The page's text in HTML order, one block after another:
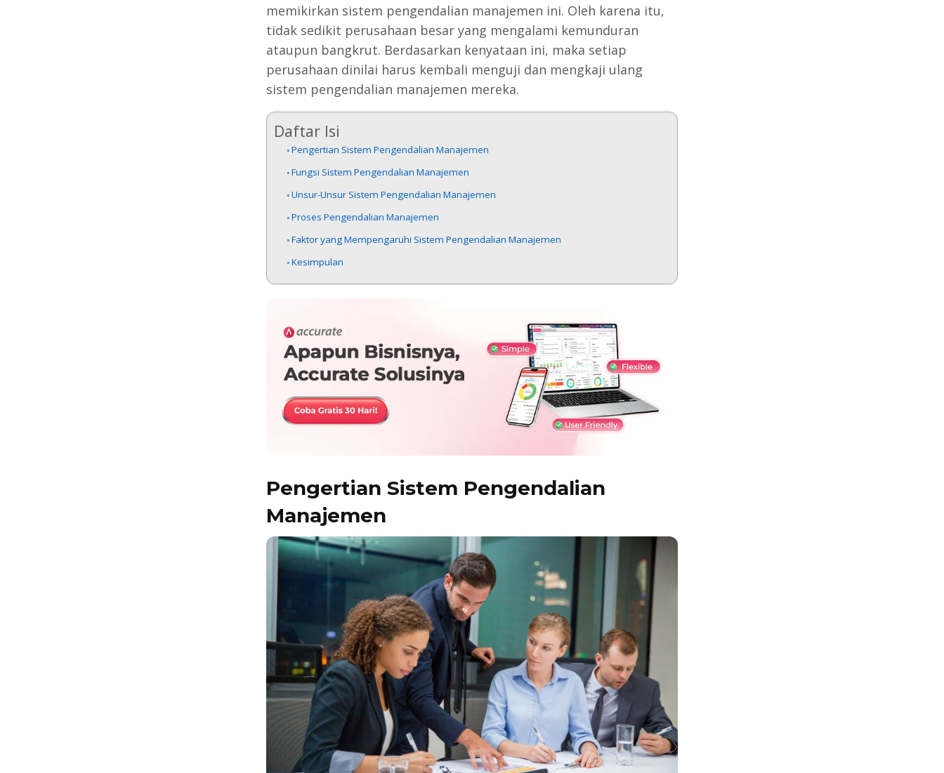
memikirkan sistem pengendalian manajemen ini. Oleh karena itu,
tidak sedikit perusahaan besar yang mengalami kemunduran
ataupun bangkrut. Berdasarkan kenyataan ini, maka setiap
perusahaan dinilai harus kembali menguji dan mengkaji ulang
sistem pengendalian manajemen mereka.
Daftar Isi
Pengertian Sistem Pengendalian Manajemen
Fungsi Sistem Pengendalian Manajemen
Unsur-Unsur Sistem Pengendalian Manajemen
Proses Pengendalian Manajemen
Faktor yang Mempengaruhi Sistem Pengendalian Manajemen
Kesimpulan
Pengertian Sistem Pengendalian
Manajemen